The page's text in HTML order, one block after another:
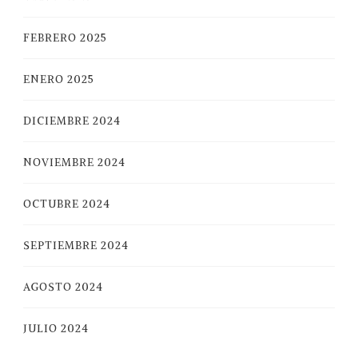
FEBRERO 2025
ENERO 2025
DICIEMBRE 2024
NOVIEMBRE 2024
OCTUBRE 2024
SEPTIEMBRE 2024
AGOSTO 2024
JULIO 2024